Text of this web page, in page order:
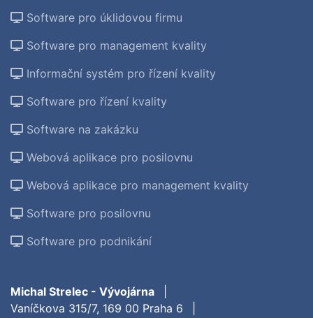
Software pro úklidovou firmu
Software pro management kvality
Informační systém pro řízení kvality
Software pro řízení kvality
Software na zakázku
Webová aplikace pro posilovnu
Webová aplikace pro management kvality
Software pro posilovnu
Software pro podnikání
Michal Strelec - Vývojárna
Vaníčkova 315/7, 169 00 Praha 6